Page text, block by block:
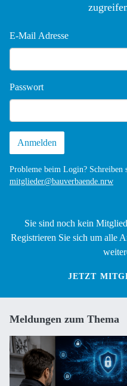
E-Mail Adresse
Passwort
Probleme beim Login? Schreiben
mitglieder@bauverbaende.nrw
Sie sind noch kein
Registrieren Sie sich um alle
JETZT
Meldungen zum Thema